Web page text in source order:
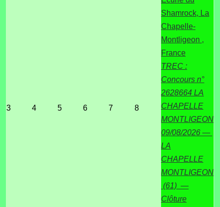
3 4 5 6 7 8
Shamrock, La
Chapelle-
Montligeon ,
France
TREC :
Concours n°
2628664 LA
CHAPELLE
MONTLIGEON
09/08/2026 —
LA
CHAPELLE
MONTLIGEON
(61) —
Clôture